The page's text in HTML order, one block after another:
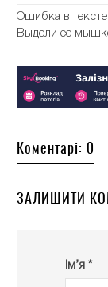
Ошибка в
Выдели ее
Коментарі: 0
ЗАЛИШИТИ
Ім’я *